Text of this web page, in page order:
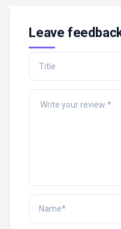
Leave